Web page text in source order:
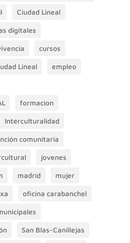
Ciudad Lineal
digitales
cursos
Lineal empleo
formacion
Interculturalidad
comunitaria
jovenes
madrid mujer
oficina carabanchel
San Blas-Canillejas